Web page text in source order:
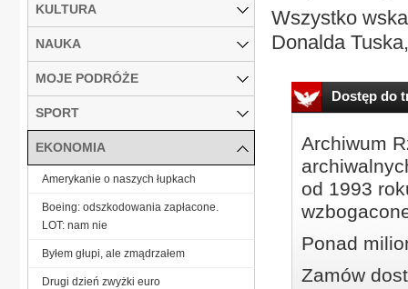
Wszystko
Donalda
Dostęp do
Archiwum
od 1993
Ponad
Zamów
KULTURA
NAUKA
MOJE PODRÓŻE
SPORT
EKONOMIA
Amerykanie o naszych łupkach
Boeing: odszkodowania zapłacone.
LOT: nam nie
Byłem głupi, ale zmądrzałem
Drugi dzień zwyżki euro